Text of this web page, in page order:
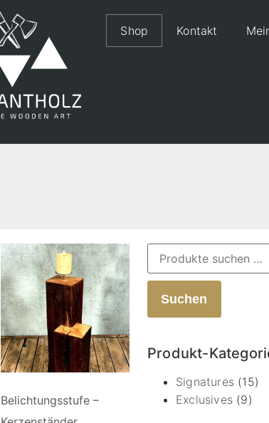
Shop Kontakt
Belichtungsstufe –
Suchen
Produkt-
Signatures (15)
Exclusives (9)